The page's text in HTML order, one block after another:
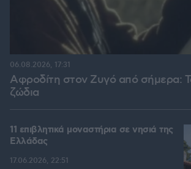
Αφροδίτη στον Ζυγό από σήμερα:
ζώδια
06.08.2026, 17:31
11 επιβλητικά μοναστήρια σε νησιά της
Ελλάδας
17.06.2026, 22:51